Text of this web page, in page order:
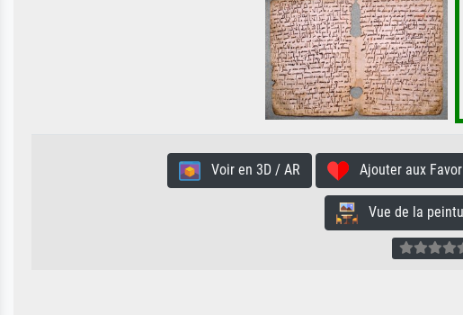
Voir en 3D / AR Ajouter aux
Vue de la